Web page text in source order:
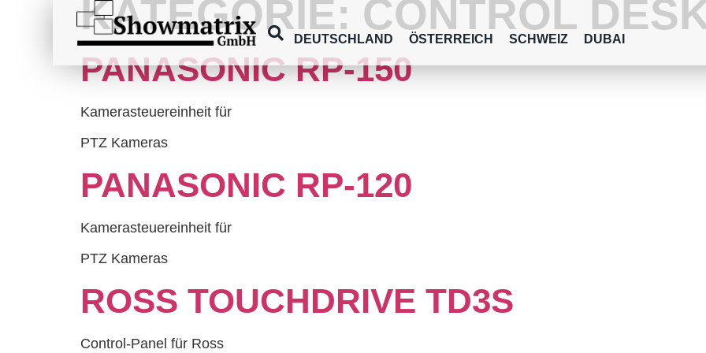
DEUTSCHLAND ÖSTERREICH SCHWEIZ DUBAI
KATEGORIE: CONTROL
PANASONIC RP-150
Kamerasteuereinheit für
PTZ Kameras
PANASONIC RP-120
Kamerasteuereinheit für
PTZ Kameras
ROSS TOUCHDRIVE TD3S
Control-Panel für Ross